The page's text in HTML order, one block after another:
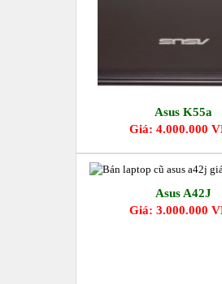
Asus K55a
Giá: 4.000.000
Asus A42J
Giá: 3.000.000